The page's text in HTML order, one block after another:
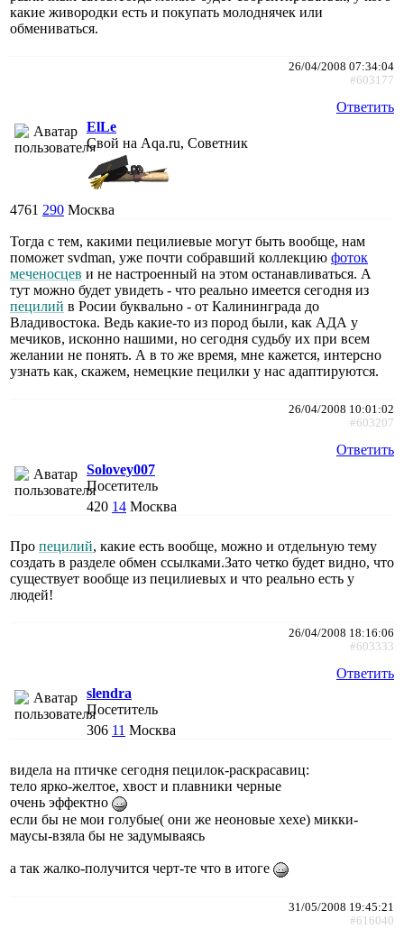
какие живородки есть и покупать молоднячек или
обмениваться.
26/04/2008 07:34:04
#603177
Ответить
ElLe
Свой на Aqa.ru, Советник
4761 290 Москва
Тогда с тем, какими пецилиевые могут быть вообще, нам
поможет svdman, уже почти собравший коллекцию фоток
меченосцев и не настроенный на этом останавливаться. А
тут можно будет увидеть - что реально имеется сегодня из
пецилий в Росии буквально - от Калининграда до
Владивостока. Ведь какие-то из пород были, как АДА у
мечиков, исконно нашими, но сегодня судьбу их при всем
желании не понять. А в то же время, мне кажется, интерсно
узнать как, скажем, немецкие пецилки у нас адаптируются.
26/04/2008 10:01:02
#603207
Ответить
Solovey007
Посетитель
420 14 Москва
Про пецилий, какие есть вообще, можно и отдельную тему
создать в разделе обмен ссылками.Зато четко будет видно, что
существует вообще из пецилиевых и что реально есть у
людей!
26/04/2008 18:16:06
#603333
Ответить
slendra
Посетитель
306 11 Москва
видела на птичке сегодня пецилок-раскрасавиц:
тело ярко-желтое, хвост и плавники черные
очень эффектно
если бы не мои голубые( они же неоновые хехе) микки-
маусы-взяла бы не задумываясь
а так жалко-получится черт-те что в итоге
31/05/2008 19:45:21
#616040